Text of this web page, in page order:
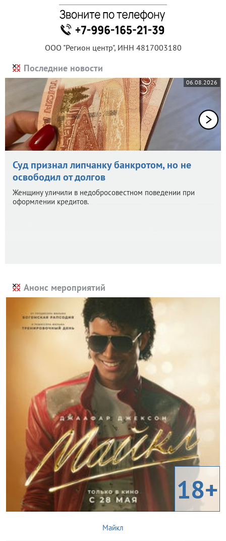
ООО "Регион центр", ИНН 4817003180
Последние новости
06.08.2026
Суд признал липчанку банкротом, но не
освободил от долгов
Женщину уличили в недобросовестном поведении при
оформлении кредитов.
Анонс мероприятий
18+
Майкл